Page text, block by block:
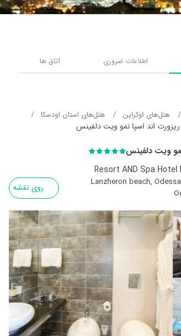
اطلاعات ضروری اتاق ها
هتل‌های اوکراین
هتل‌های استان اودسکا
اند اسپا نمو ویت دلفینس
ویت دلفینس
Resort AND Spa
25, Lanzheron beach,
روی نقشه